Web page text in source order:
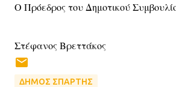
Ο Πρόεδρος του Δημοτικού
Στέφανος Βρεττάκος
ΔΗΜΟΣ ΣΠΑΡΤΗΣ